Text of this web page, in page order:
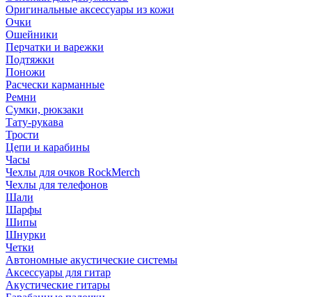
Оригинальные аксессуары из кожи
Очки
Ошейники
Перчатки и варежки
Подтяжки
Поножи
Расчески карманные
Ремни
Сумки, рюкзаки
Тату-рукава
Трости
Цепи и карабины
Часы
Чехлы для очков RockMerch
Чехлы для телефонов
Шали
Шарфы
Шипы
Шнурки
Четки
Автономные акустические системы
Аксессуары для гитар
Акустические гитары